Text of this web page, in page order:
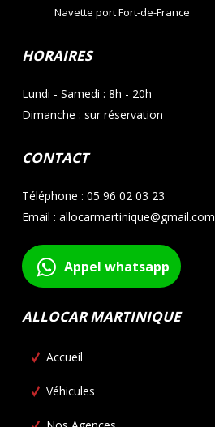
Navette port Fort-de-France
HORAIRES
Lundi - Samedi : 8h - 20h
Dimanche : sur réservation
CONTACT
Téléphone : 05 96 02 03 23
Email : allocarmartinique@gmail.com
Appel whatsapp
ALLOCAR MARTINIQUE
Accueil
Véhicules